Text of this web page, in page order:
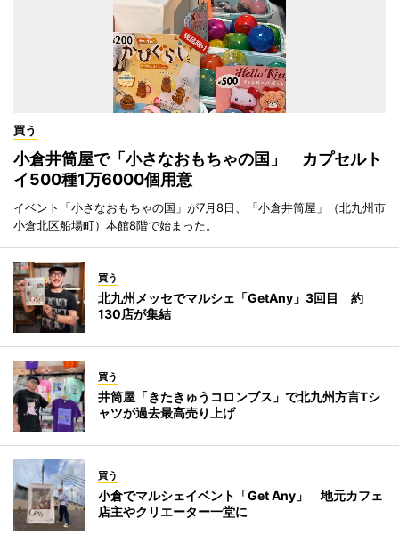
買う
小倉井筒屋で「小さなおもちゃの国」 カプセルト
イ500種1万6000個用意
イベント「小さなおもちゃの国」が7月8日、「小倉井筒屋」（北九州市
小倉北区船場町）本館8階で始まった。
買う
北九州メッセでマルシェ「GetAny」3回目 約
130店が集結
買う
井筒屋「きたきゅうコロンブス」で北九州方言Tシ
ャツが過去最高売り上げ
買う
小倉でマルシェイベント「Get Any」 地元カフェ
店主やクリエーター一堂に